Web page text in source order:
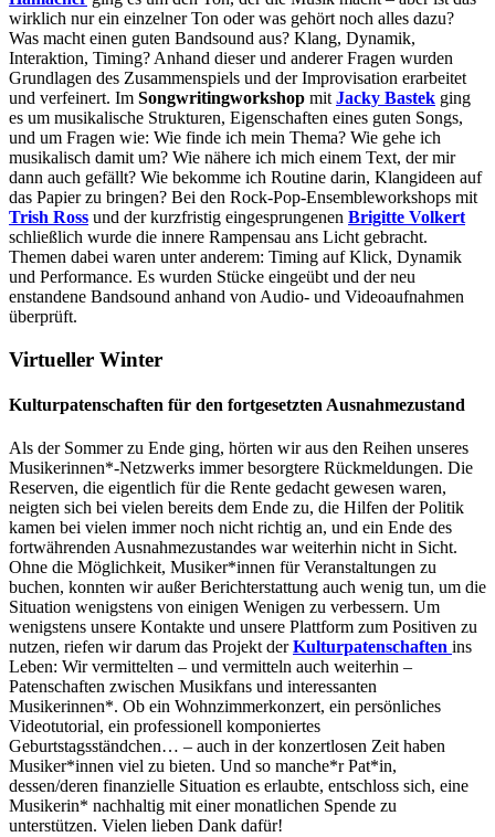
wirklich nur ein einzelner Ton oder was gehört noch alles dazu?
Was macht einen guten Bandsound aus? Klang, Dynamik,
Interaktion, Timing? Anhand dieser und anderer Fragen wurden
Grundlagen des Zusammenspiels und der Improvisation erarbeitet
und verfeinert. Im Songwritingworkshop mit Jacky Bastek ging
es um musikalische Strukturen, Eigenschaften eines guten Songs,
und um Fragen wie: Wie finde ich mein Thema? Wie gehe ich
musikalisch damit um? Wie nähere ich mich einem Text, der mir
dann auch gefällt? Wie bekomme ich Routine darin, Klangideen auf
das Papier zu bringen? Bei den Rock-Pop-Ensembleworkshops mit
Trish Ross und der kurzfristig eingesprungenen Brigitte Volkert
schließlich wurde die innere Rampensau ans Licht gebracht.
Themen dabei waren unter anderem: Timing auf Klick, Dynamik
und Performance. Es wurden Stücke eingeübt und der neu
enstandene Bandsound anhand von Audio- und Videoaufnahmen
überprüft.
Virtueller Winter
Kulturpatenschaften für den fortgesetzten Ausnahmezustand
Als der Sommer zu Ende ging, hörten wir aus den Reihen unseres
Musikerinnen*-Netzwerks immer besorgtere Rückmeldungen. Die
Reserven, die eigentlich für die Rente gedacht gewesen waren,
neigten sich bei vielen bereits dem Ende zu, die Hilfen der Politik
kamen bei vielen immer noch nicht richtig an, und ein Ende des
fortwährenden Ausnahmezustandes war weiterhin nicht in Sicht.
Ohne die Möglichkeit, Musiker*innen für Veranstaltungen zu
buchen, konnten wir außer Berichterstattung auch wenig tun, um die
Situation wenigstens von einigen Wenigen zu verbessern. Um
wenigstens unsere Kontakte und unsere Plattform zum Positiven zu
nutzen, riefen wir darum das Projekt derKulturpatenschaften ins
Leben: Wir vermittelten – und vermitteln auch weiterhin –
Patenschaften zwischen Musikfans und interessanten
Musikerinnen*. Ob ein Wohnzimmerkonzert, ein persönliches
Videotutorial, ein professionell komponiertes
Geburtstagsständchen… – auch in der konzertlosen Zeit haben
Musiker*innen viel zu bieten. Und so manche*r Pat*in,
dessen/deren finanzielle Situation es erlaubte, entschloss sich, eine
Musikerin* nachhaltig mit einer monatlichen Spende zu
unterstützen. Vielen lieben Dank dafür!